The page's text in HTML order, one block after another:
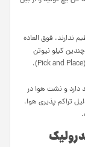
ندارند، فوق العاده
کیلو نیوتن
تولید کنند که برای اکثر کارهای جابجایی، گرفتن و رها کردن (Pick and Place)،
دارد و نشت هوا در
تراکم پذیری هوا،